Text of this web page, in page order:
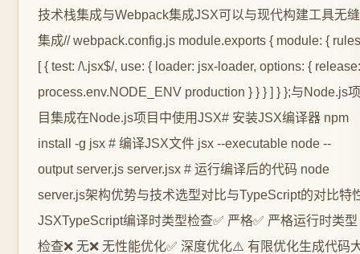
技术栈集成与Webpack集成JSX可以与现代构建工具无缝
集成// webpack.config.js module.exports { module: {
[ { test: /\.jsx$/, use: { loader: jsx-loader, options: { release:
process.env.NODE_ENV production } } } ] } };与Node.js项
目集成在Node.js项目中使用JSX# 安装JSX编译器 npm
install -g jsx # 编译JSX文件 jsx --executable node --
output server.js server.jsx # 运行编译后的代码 node
server.js架构优势与技术选型对比与TypeScript的对比特
JSXTypeScript编译时类型检查✅ 严格✅ 严格运行时类型
检查❌ 无❌ 无性能优化✅ 深度优化⚠️ 有限优化生成代码